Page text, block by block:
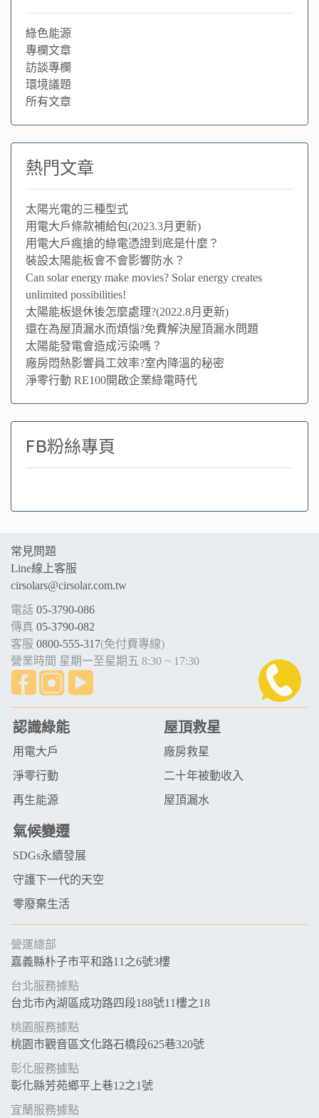
綠色能源
專欄文章
訪談專欄
環境議題
所有文章
熱門文章
太陽光電的三種型式
用電大戶條款補給包(2023.3月更新)
用電大戶瘋搶的綠電憑證到底是什麼？
裝設太陽能板會不會影響防水？
Can solar energy make movies? Solar energy creates
unlimited possibilities!
太陽能板退休後怎麼處理?(2022.8月更新)
還在為屋頂漏水而煩惱?免費解決屋頂漏水問題
太陽能發電會造成污染嗎？
廠房悶熱影響員工效率?室內降溫的秘密
淨零行動 RE100開啟企業綠電時代
FB粉絲專頁
常見問題
Line線上客服
cirsolars@cirsolar.com.tw
電話 05-3790-086
傳真 05-3790-082
客服 0800-555-317(免付費專線)
營業時間 星期一至星期五 8:30 ~ 17:30
認識綠能
用電大戶
淨零行動
再生能源
屋頂救星
廠房救星
二十年被動收入
屋頂漏水
氣候變遷
SDGs永續發展
守護下一代的天空
零廢棄生活
營運總部
嘉義縣朴子市平和路11之6號3樓
台北服務據點
台北市內湖區成功路四段188號11樓之18
桃園服務據點
桃園市觀音區文化路石橋段625巷320號
彰化服務據點
彰化縣芳苑鄉平上巷12之1號
宜蘭服務據點